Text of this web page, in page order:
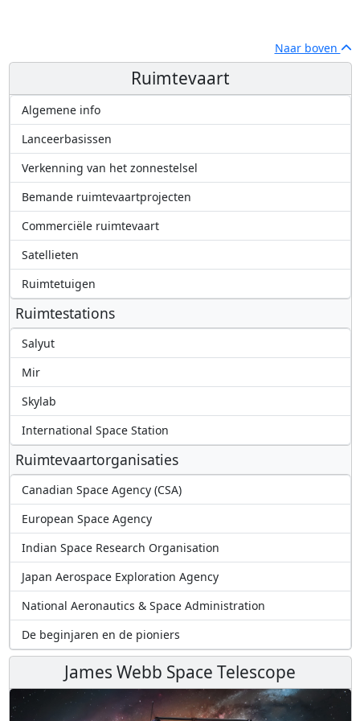
Naar boven
Ruimtevaart
Algemene info
Lanceerbasissen
Verkenning van het zonnestelsel
Bemande ruimtevaartprojecten
Commerciële ruimtevaart
Satellieten
Ruimtetuigen
Ruimtestations
Salyut
Mir
Skylab
International Space Station
Ruimtevaartorganisaties
Canadian Space Agency (CSA)
European Space Agency
Indian Space Research Organisation
Japan Aerospace Exploration Agency
National Aeronautics & Space Administration
De beginjaren en de pioniers
James Webb Space Telescope